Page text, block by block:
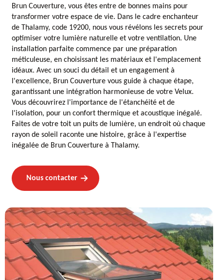
Brun Couverture, vous êtes entre de bonnes mains pour
transformer votre espace de vie. Dans le cadre enchanteur
de Thalamy, code 19200, nous vous révélons les secrets pour
optimiser votre lumière naturelle et votre ventilation. Une
installation parfaite commence par une préparation
méticuleuse, en choisissant les matériaux et l'emplacement
idéaux. Avec un souci du détail et un engagement à
l'excellence, Brun Couverture vous guide à chaque étape,
garantissant une intégration harmonieuse de votre Velux.
Vous découvrirez l'importance de l'étanchéité et de
l'isolation, pour un confort thermique et acoustique inégalé.
Faites de votre toit un puits de lumière, un endroit où chaque
rayon de soleil raconte une histoire, grâce à l'expertise
inégalée de Brun Couverture à Thalamy.
Nous contacter